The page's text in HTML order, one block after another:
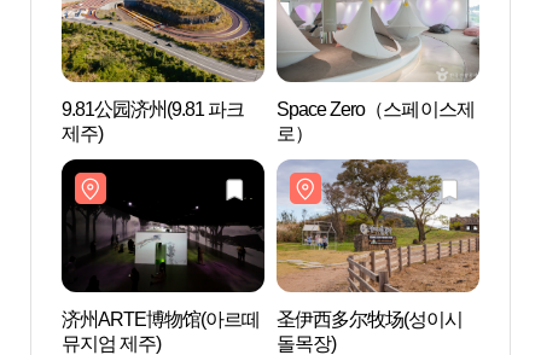
9.81公园济州(9.81 파크
제주)
Space Zero（스페이스제
로）
济州ARTE博物馆(아르떼
뮤지엄 제주)
圣伊西多尔牧场(성이시
돌목장)